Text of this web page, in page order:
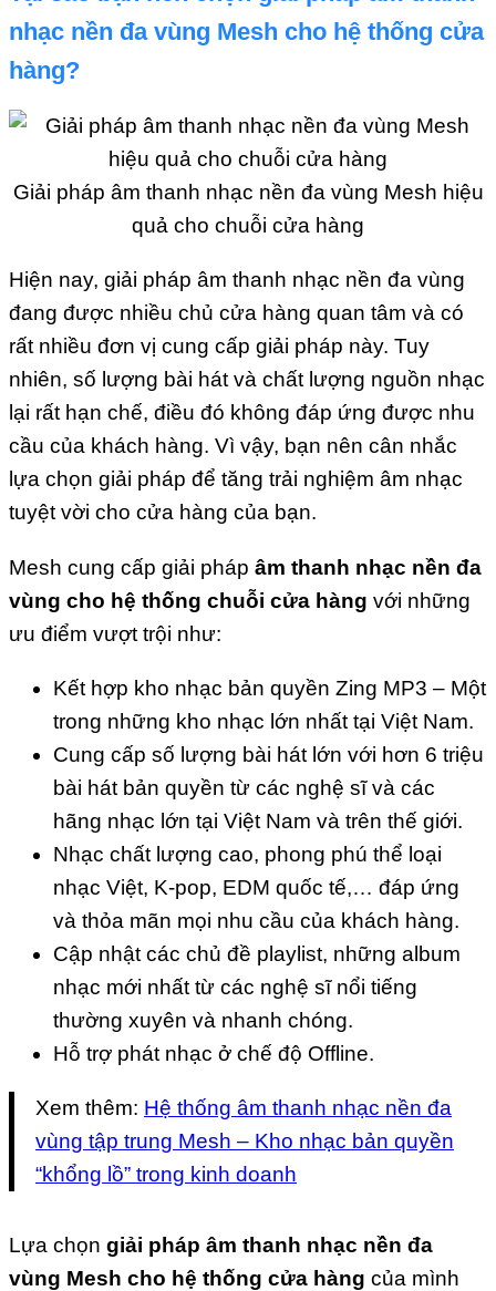
nhạc nền đa vùng Mesh cho hệ thống cửa
hàng?
Giải pháp âm thanh nhạc nền đa vùng Mesh hiệu
quả cho chuỗi cửa hàng
Hiện nay, giải pháp âm thanh nhạc nền đa vùng
đang được nhiều chủ cửa hàng quan tâm và có
rất nhiều đơn vị cung cấp giải pháp này. Tuy
nhiên, số lượng bài hát và chất lượng nguồn nhạc
lại rất hạn chế, điều đó không đáp ứng được nhu
cầu của khách hàng. Vì vậy, bạn nên cân nhắc
lựa chọn giải pháp để tăng trải nghiệm âm nhạc
tuyệt vời cho cửa hàng của bạn.
Mesh cung cấp giải pháp âm thanh nhạc nền đa
vùng cho hệ thống chuỗi cửa hàng với những
ưu điểm vượt trội như:
Kết hợp kho nhạc bản quyền Zing MP3 – Một
trong những kho nhạc lớn nhất tại Việt Nam.
Cung cấp số lượng bài hát lớn với hơn 6 triệu
bài hát bản quyền từ các nghệ sĩ và các
hãng nhạc lớn tại Việt Nam và trên thế giới.
Nhạc chất lượng cao, phong phú thể loại
nhạc Việt, K-pop, EDM quốc tế,… đáp ứng
và thỏa mãn mọi nhu cầu của khách hàng.
Cập nhật các chủ đề playlist, những album
nhạc mới nhất từ các nghệ sĩ nổi tiếng
thường xuyên và nhanh chóng.
Hỗ trợ phát nhạc ở chế độ Offline.
Xem thêm: Hệ thống âm thanh nhạc nền đa
vùng tập trung Mesh – Kho nhạc bản quyền
“khổng lồ” trong kinh doanh
Lựa chọn giải pháp âm thanh nhạc nền đa
vùng Mesh cho hệ thống cửa hàng của mình